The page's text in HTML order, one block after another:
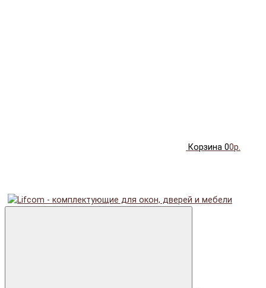
Корзина 00р.